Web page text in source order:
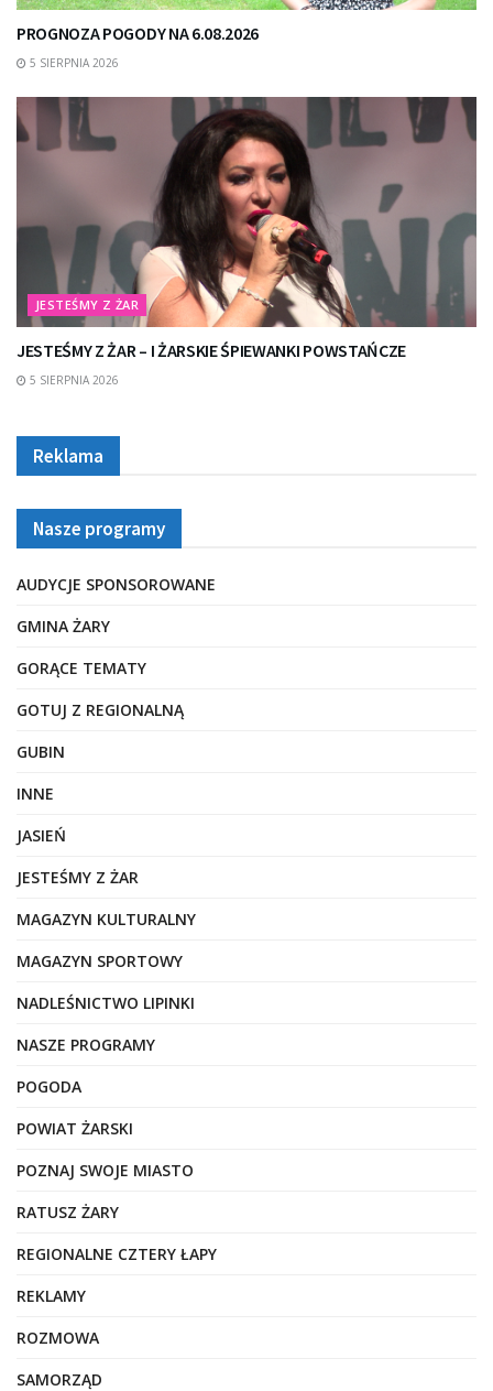
PROGNOZA POGODY NA 6.08.2026
5 SIERPNIA 2026
JESTEŚMY Z ŻAR
JESTEŚMY Z ŻAR – I ŻARSKIE ŚPIEWANKI POWSTAŃCZE
5 SIERPNIA 2026
Reklama
Nasze programy
AUDYCJE SPONSOROWANE
GMINA ŻARY
GORĄCE TEMATY
GOTUJ Z REGIONALNĄ
GUBIN
INNE
JASIEŃ
JESTEŚMY Z ŻAR
MAGAZYN KULTURALNY
MAGAZYN SPORTOWY
NADLEŚNICTWO LIPINKI
NASZE PROGRAMY
POGODA
POWIAT ŻARSKI
POZNAJ SWOJE MIASTO
RATUSZ ŻARY
REGIONALNE CZTERY ŁAPY
REKLAMY
ROZMOWA
SAMORZĄD